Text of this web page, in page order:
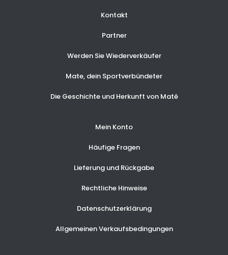
Kontakt
Partner
Werden Sie Wiederverkäufer
Mate, dein Sportverbündeter
Die Geschichte und Herkunft von Maté
Mein Konto
Häufige Fragen
Lieferung und Rückgabe
Rechtliche Hinweise
Datenschutzerklärung
Allgemeinen Verkaufsbedingungen